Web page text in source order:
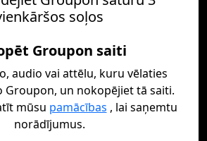
soļos
Groupon saiti
audio vai attēlu, kuru vēlaties
Groupon, un nokopējiet tā saiti.
mūsu pamācības , lai saņemtu
norādījumus.